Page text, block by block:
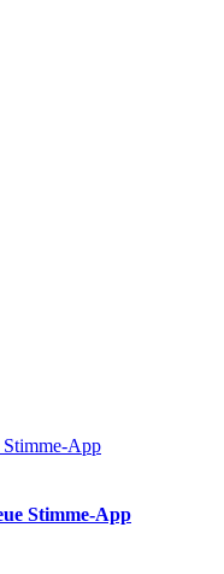
Stimme-App
Stimme-App